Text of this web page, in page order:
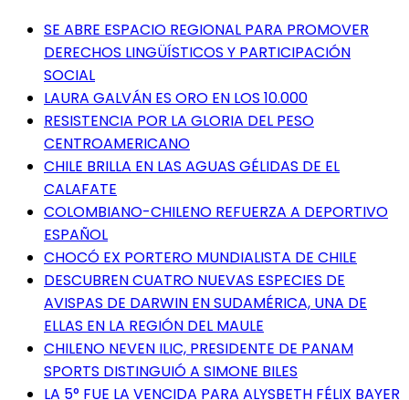
SE ABRE ESPACIO REGIONAL PARA PROMOVER
DERECHOS LINGÜÍSTICOS Y PARTICIPACIÓN
SOCIAL
LAURA GALVÁN ES ORO EN LOS 10.000
RESISTENCIA POR LA GLORIA DEL PESO
CENTROAMERICANO
CHILE BRILLA EN LAS AGUAS GÉLIDAS DE EL
CALAFATE
COLOMBIANO-CHILENO REFUERZA A DEPORTIVO
ESPAÑOL
CHOCÓ EX PORTERO MUNDIALISTA DE CHILE
DESCUBREN CUATRO NUEVAS ESPECIES DE
AVISPAS DE DARWIN EN SUDAMÉRICA, UNA DE
ELLAS EN LA REGIÓN DEL MAULE
CHILENO NEVEN ILIC, PRESIDENTE DE PANAM
SPORTS DISTINGUIÓ A SIMONE BILES
LA 5° FUE LA VENCIDA PARA ALYSBETH FÉLIX BAYER